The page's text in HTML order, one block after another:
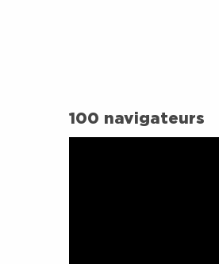
100 navigateurs